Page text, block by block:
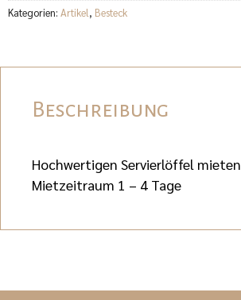
Kategorien: Artikel, Besteck
Beschreibung
Hochwertigen Servierlöffel mieten
Mietzeitraum 1 – 4 Tage